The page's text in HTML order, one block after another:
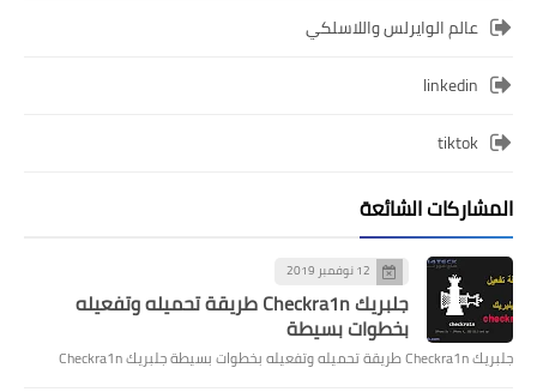
عالم الوايرلس واللاسلكي
linkedin
tiktok
المشاركات الشائعة
12 نوفمبر 2019
جلبريك Checkra1n طريقة تحميله وتفعيله
بخطوات بسيطة
جلبريك Checkra1n طريقة تحميله وتفعيله بخطوات بسيطة جلبريك Checkra1n